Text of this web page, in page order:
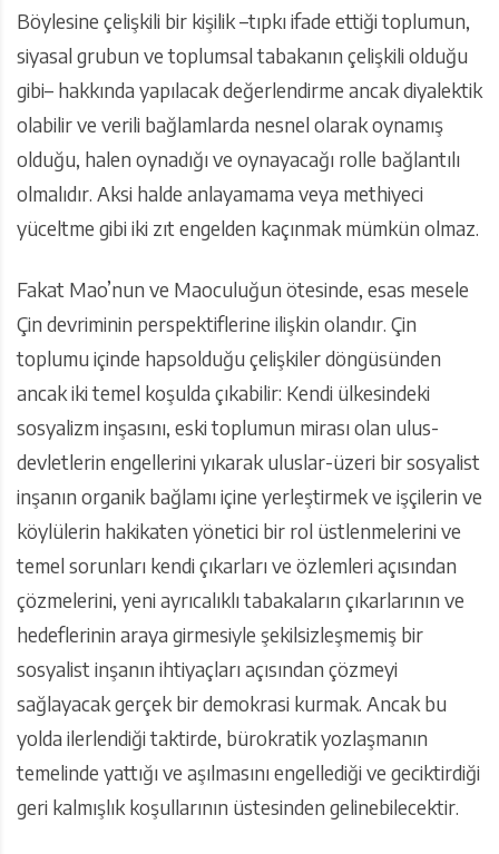
Böylesine çelişkili bir kişilik –tıpkı ifade ettiği toplumun,
siyasal grubun ve toplumsal tabakanın çelişkili olduğu
gibi– hakkında yapılacak değerlendirme ancak diyalektik
olabilir ve verili bağlamlarda nesnel olarak oynamış
olduğu, halen oynadığı ve oynayacağı rolle bağlantılı
olmalıdır. Aksi halde anlayamama veya methiyeci
yüceltme gibi iki zıt engelden kaçınmak mümkün olmaz.
Fakat Mao’nun ve Maoculuğun ötesinde, esas mesele
Çin devriminin perspektiflerine ilişkin olandır. Çin
toplumu içinde hapsolduğu çelişkiler döngüsünden
ancak iki temel koşulda çıkabilir: Kendi ülkesindeki
sosyalizm inşasını, eski toplumun mirası olan ulus-
devletlerin engellerini yıkarak uluslar-üzeri bir sosyalist
inşanın organik bağlamı içine yerleştirmek ve işçilerin ve
köylülerin hakikaten yönetici bir rol üstlenmelerini ve
temel sorunları kendi çıkarları ve özlemleri açısından
çözmelerini, yeni ayrıcalıklı tabakaların çıkarlarının ve
hedeflerinin araya girmesiyle şekilsizleşmemiş bir
sosyalist inşanın ihtiyaçları açısından çözmeyi
sağlayacak gerçek bir demokrasi kurmak. Ancak bu
yolda ilerlendiği taktirde, bürokratik yozlaşmanın
temelinde yattığı ve aşılmasını engellediği ve geciktirdiği
geri kalmışlık koşullarının üstesinden gelinebilecektir.